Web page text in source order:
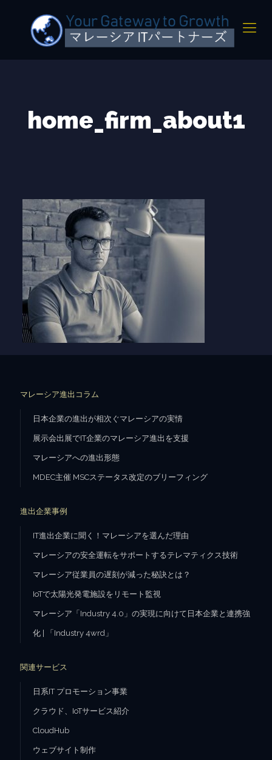
home_firm_about1
マレーシア進出コラム
日本企業の進出が相次ぐマレーシアの実情
展示会出展でIT企業のマレーシア進出を支援
マレーシアへの進出形態
MDEC主催 MSCステータス改定のブリーフィング
進出企業事例
IT進出企業に聞く！マレーシアを選んだ理由
マレーシアの安全運転をサポートするテレマティクス技術
マレーシア従業員の遅刻が減った秘訣とは？
IoTで太陽光発電施設をリモート監視
マレーシア「Industry 4.0」の実現に向けて日本企業と連携強
化 | 「Industry 4wrd」
関連サービス
日系IT プロモーション事業
クラウド、IoTサービス紹介
CloudHub
ウェブサイト制作